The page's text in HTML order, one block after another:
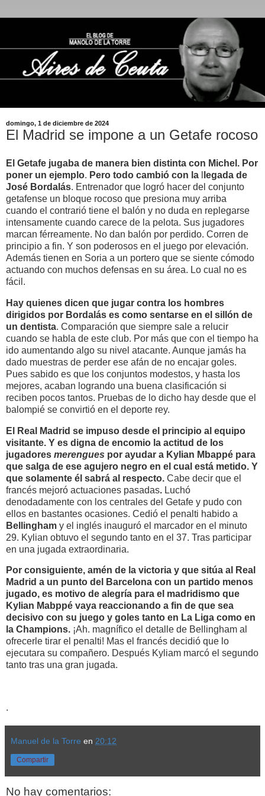
domingo, 1 de diciembre de 2024
El Madrid se impone a un Getafe rocoso
El Getafe jugaba de manera bien distinta con Michel. Por
poner un ejemplo. Pero todo cambió con la
legada de
José Bordalás. Entrenador que logró hacer del conjunto
getafense un bloque rocoso que presiona muy arriba
cuando el contrarió tiene el balón y no duda en replegarse
intensamente cuando carece de la pelota. Sus jugadores
marcan férreamente. No dan balón por perdido. Corren de
principio a fin. Y son poderosos en el juego por elevación.
Además tienen en Soria a un portero que se siente cómodo
actuando con muchos defensas en su área. Lo cual no es
fácil.
Hay quienes dicen que jugar contra los hombres
dirigidos por Bordalás es como sentarse en el sillón de
un dentista. Comparación que siempre sale a relucir
cuando se habla de este club. Por más que con el tiempo ha
ido aumentando algo su nivel atacante. Aunque jamás ha
dado muestras de perder ese afán de no encajar goles.
Pues sabido es que los conjuntos modestos, y hasta los
mejores, acaban logrando una buena clasificación si
reciben pocos tantos. Pruebas de lo dicho hay desde que el
balompié se convirtió en el deporte rey.
El Real Madrid se impuso desde el principio al equipo
visitante. Y es digna de encomio la actitud de los
jugadores merengues por ayudar a Kylian Mbappé para
que salga de ese agujero negro en el cual está metido. Y
que solamente él sabrá al respecto. Cabe decir que el
francés mejoró actuaciones pasadas. Luchó
denodadamente con los centrales del Getafe y pudo con
ellos en bastantes ocasiones. Cedió el penalti habido a
Bellingham y el inglés inauguró el marcador en el minuto
29. Kylian obtuvo el segundo tanto en el 37. Tras participar
en una jugada extraordinaria.
Por consiguiente, amén de la victoria y que sitúa al Real
Madrid a un punto del Barcelona con un partido menos
jugado, es motivo de alegría para el madridismo que
Kylian Mabppé vaya reaccionando a fin de que sea
decisivo con su juego y goles tanto en La Liga como en
la Champions. ¡Ah. magnífico el detalle de Bellingham al
ofrecerle tirar el penalti! Mas el francés decidió que lo
ejecutara su compañero. Después Kyliam marcó el segundo
tanto tras una gran jugada.
.
Manuel de la Torre en 20:12
Compartir
No hay comentarios: